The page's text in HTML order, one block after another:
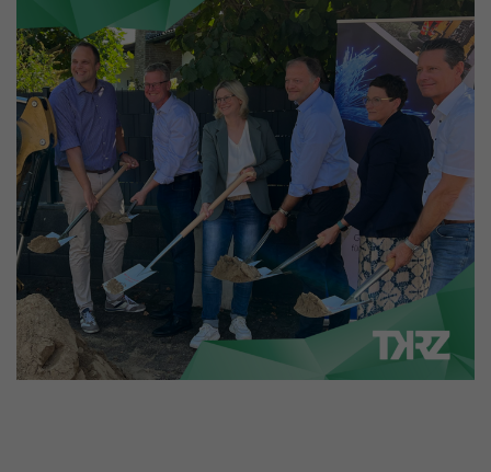
Google Analytics
Laufzeit 1 Tag
Zweck
Dieses Cookie wird von Google Analytics
installiert. Das Cookie wird verwendet, um
Informationen darüber zu speichern, wie
Besucher eine Website nutzen, und hilft bei
der Erstellung eines Analyseberichts darüber,
wie es der Website geht. Die erhobenen
Daten umfassen die Anzahl der Besucher, die
Quelle, aus der sie stammen, und die Seiten
in anonymisierter Form.
Name _gat_UA-53926628-3